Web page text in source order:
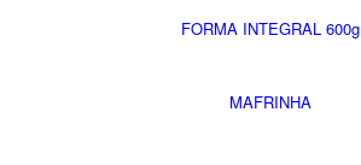
FORMA INTEGRAL 600g
MAFRINHA